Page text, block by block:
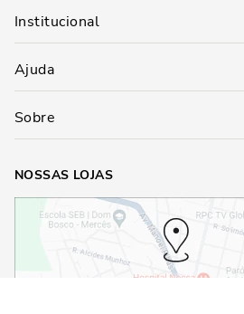
Institucional
Ajuda
Sobre
NOSSAS LOJAS